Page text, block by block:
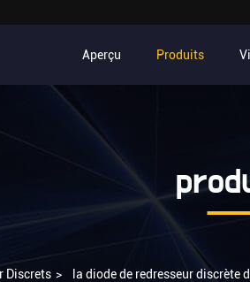
Aperçu Produits
Discrets > la diode de redresseur